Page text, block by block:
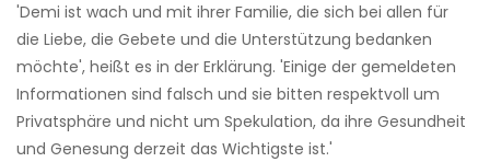
'Demi ist wach und mit ihrer Familie, die sich bei allen für
die Liebe, die Gebete und die Unterstützung bedanken
möchte', heißt es in der Erklärung. 'Einige der gemeldeten
Informationen sind falsch und sie bitten respektvoll um
Privatsphäre und nicht um Spekulation, da ihre Gesundheit
und Genesung derzeit das Wichtigste ist.'